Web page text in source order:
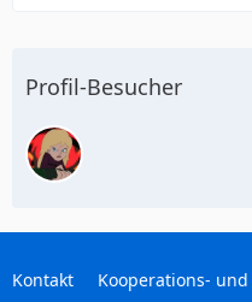
Profil-Besucher
Kontakt Kooperations-